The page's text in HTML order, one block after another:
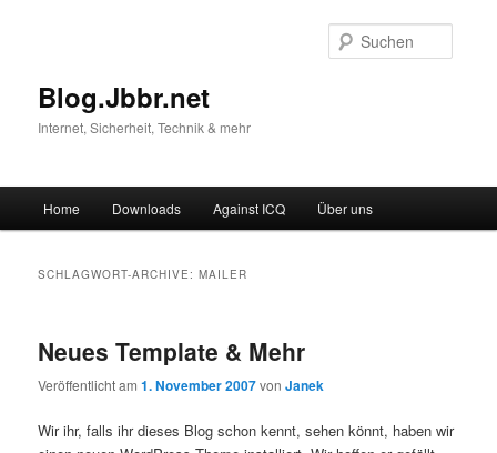
Blog.Jbbr.net
Internet, Sicherheit, Technik & mehr
Zum
Zum
wechseln
Home Downloads Against ICQ Über uns
SCHLAGWORT-ARCHIVE:MAILER
Neues Template & Mehr
Veröffentlicht am1. November 2007vonJanek
Wir ihr, falls ihr dieses Blog schon kennt, sehen könnt, haben wir